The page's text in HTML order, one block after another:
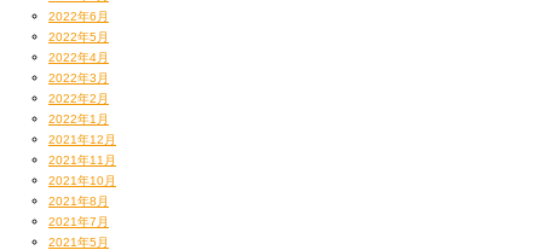
2022年6月
2022年5月
2022年4月
2022年3月
2022年2月
2022年1月
2021年12月
2021年11月
2021年10月
2021年8月
2021年7月
2021年5月